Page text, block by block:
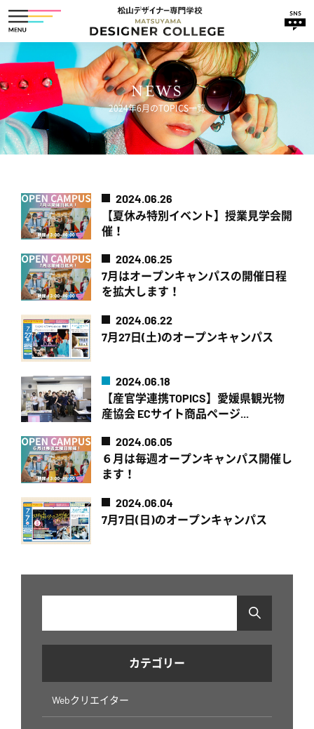
HOME
NEWS
学科紹介
ファッションビジネス学科
Webクリエイター学科
学校の強み
就職サポート
アクセス
メディアギャラリー
オープンキャンパス＆イベント
資料請求
お問い合わせ
プライバシーポリシー
企業のみなさまへ
NEWS
2024年6月のTOPICS一覧
2024.06.26
【夏休み特別イベント】授業見学会開
催！
2024.06.25
7月はオープンキャンパスの開催日程
を拡大します！
2024.06.22
7月27日(土)のオープンキャンパス
2024.06.18
【産官学連携TOPICS】愛媛県観光物
産協会 ECサイト商品ページ...
2024.06.05
６月は毎週オープンキャンパス開催し
ます！
2024.06.04
7月7日(日)のオープンキャンパス
カテゴリー
Webクリエイター